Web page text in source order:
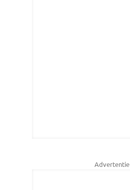
Advertentie